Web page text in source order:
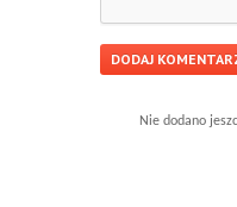
Nie dodano